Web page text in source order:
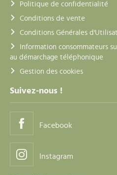
Politique de confidentialité
Conditions de vente
Conditions Générales
Information consommateurs
au démarchage téléphonique
Gestion des cookies
Suivez-nous !
Facebook
Instagram